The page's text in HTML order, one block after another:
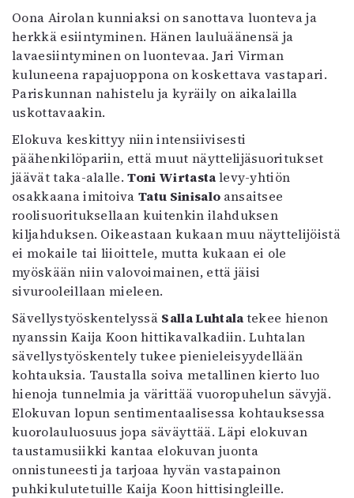
Oona Airolan kunniaksi on sanottava luonteva ja
herkkä esiintyminen. Hänen lauluäänensä ja
lavaesiintyminen on luontevaa. Jari Virman
kuluneena rapajuoppona on koskettava vastapari.
Pariskunnan nahistelu ja kyräily on aikalailla
uskottavaakin.
Elokuva keskittyy niin intensiivisesti
päähenkilöpariin, että muut näyttelijäsuoritukset
jäävät taka-alalle.Toni Wirtastalevy-yhtiön
osakkaana imitoivaTatu Sinisalo ansaitsee
roolisuorituksellaan kuitenkin ilahduksen
kiljahduksen. Oikeastaan kukaan muu näyttelijöistä
ei mokaile tai liioittele, mutta kukaan ei ole
myöskään niin valovoimainen, että jäisi
sivurooleillaan mieleen.
Sävellystyöskentelyssä Salla Luhtalatekee hienon
nyanssin Kaija Koon hittikavalkadiin. Luhtalan
sävellystyöskentely tukee pienieleisyydellään
kohtauksia. Taustalla soiva metallinen kierto luo
hienoja tunnelmia ja värittää vuoropuhelun sävyjä.
Elokuvan lopun sentimentaalisessa kohtauksessa
kuorolauluosuus jopa säväyttää. Läpi elokuvan
taustamusiikki kantaa elokuvan juonta
onnistuneesti ja tarjoaa hyvän vastapainon
puhkikulutetuille Kaija Koon hittisingleille.